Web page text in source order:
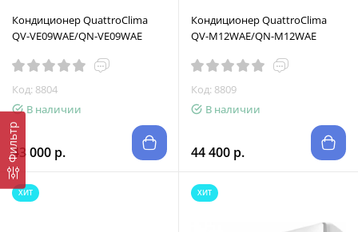
Фильтр
Кондиционер QuattroClima
QV-VE09WAE/QN-VE09WAE
Код: 8804
В наличии
43 000 р.
Кондиционер QuattroClima
QV-M12WAE/QN-M12WAE
Код: 8809
В наличии
44 400 р.
ХИТ ХИТ